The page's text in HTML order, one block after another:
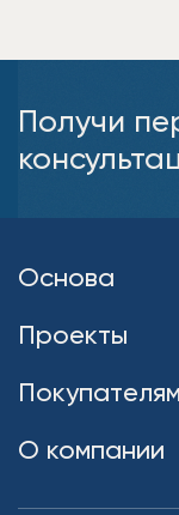
Получи
Основа
Проекты
Покупателям
О компании